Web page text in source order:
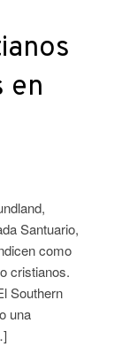
en
Santuario,
como
cristianos.
Southern
una